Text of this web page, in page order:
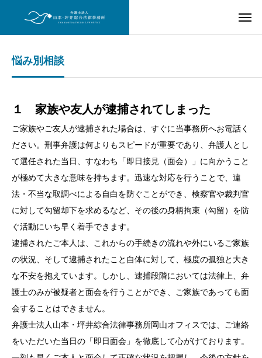
悩み別相談
１ 家族や友人が逮捕されてしまった
ご家族やご友人が逮捕された場合は、すぐに当事務所へお電話く
ださい。刑事弁護は何よりもスピードが重要であり、弁護人とし
て選任された当日、すなわち「即日接見（面会）」に向かうこと
が極めて大きな意味を持ちます。迅速な対応を行うことで、違
法・不当な取調べによる自白を防ぐことができ、検察官や裁判官
に対して勾留却下を求めるなど、その後の身柄拘束（勾留）を防
ぐ活動にいち早く着手できます。
逮捕されたご本人は、これからの手続きの流れや外にいるご家族
の状況、そして逮捕されたこと自体に対して、極度の孤独と大き
な不安を抱えています。しかし、逮捕段階においては法律上、弁
護士のみが被疑者と面会を行うことができ、ご家族であっても面
会することはできません。
弁護士法人山本・坪井綜合法律事務所岡山オフィスでは、ご連絡
をいただいた当日の「即日面会」を徹底して心がけております。